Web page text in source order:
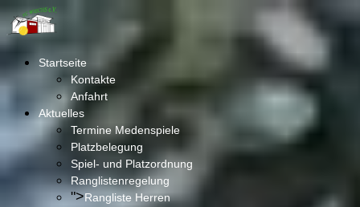
Startseite
Kontakte
Anfahrt
Aktuelles
Termine Medenspiele
Platzbelegung
Spiel- und Platzordnung
Ranglistenregelung
">Rangliste Herren